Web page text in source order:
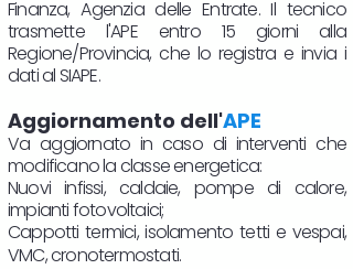
Finanza, Agenzia delle Entrate. Il tecnico
trasmette l'APE entro 15 giorni alla
Regione/Provincia, che lo registra e invia i
dati al SIAPE.
Aggiornamento dell'APE
Va aggiornato in caso di interventi che
modificano la classe energetica:
Nuovi infissi, caldaie, pompe di calore,
impianti fotovoltaici;
Cappotti termici, isolamento tetti e vespai,
VMC, cronotermostati.​